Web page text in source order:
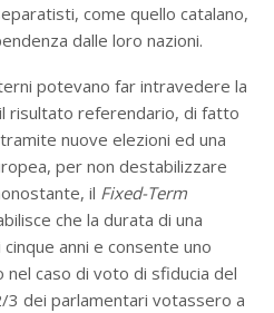
come quello catalano,
dalle loro nazioni.
potevano far intravedere la
risultato referendario, di fatto
nuove elezioni ed una
per non destabilizzare
il Fixed-Term
che la durata di una
anni e consente uno
caso di voto di sfiducia del
3 dei parlamentari votassero a